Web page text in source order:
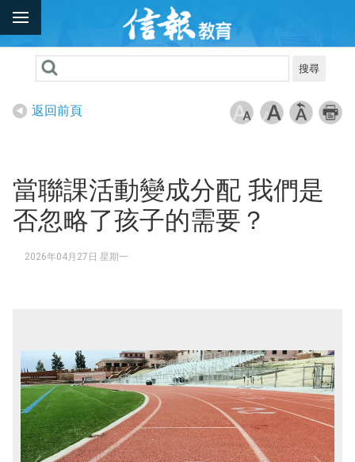
搜尋
返回前頁
當聯課活動變成分配 我們是
否忽略了孩子的需要？
2026年04月27日 星期一